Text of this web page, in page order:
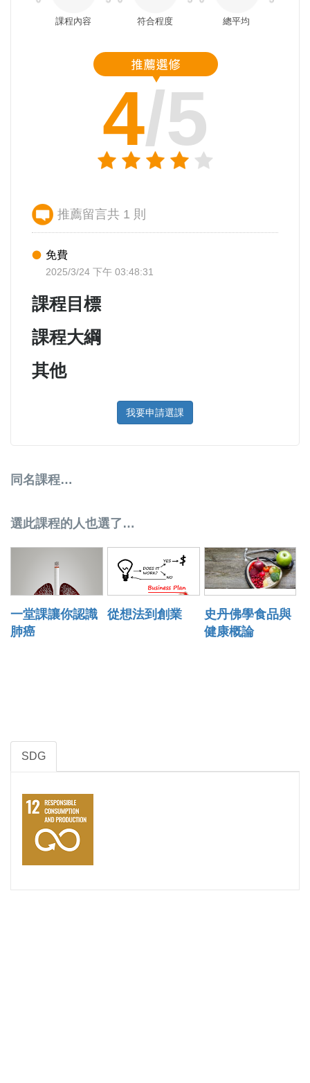
課程內容 符合程度 總平均
4/5
推薦留言共 1 則
免費
2025/3/24 下午 03:48:31
課程目標
課程大綱
其他
我要申請選課
同名課程…
選此課程的人也選了…
一堂課讓你認識
肺癌
從想法到創業
史丹佛學食品與
健康概論
SDG